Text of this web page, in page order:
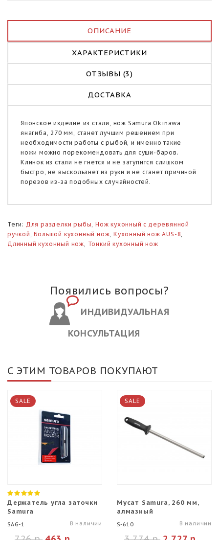
ОПИСАНИЕ
ХАРАКТЕРИСТИКИ
ОТЗЫВЫ (3)
ДОСТАВКА
Японское изделие из стали, нож Samura Okinawa
янагиба, 270 мм, станет лучшим решением при
необходимости работы с рыбой, и именно такие
ножи можно порекомендовать для суши-баров.
Клинок из стали не гнется и не затупится слишком
быстро, не выскользнет из руки и не станет причиной
порезов из-за подобных случайностей.
Теги: Для разделки рыбы ,Нож кухонный с деревянной
ручкой ,Большой кухонный нож ,Кухонный нож AUS-8
Длинный кухонный нож
Тонкий кухонный нож
Появились вопросы?
ИНДИВИДУАЛЬНАЯ
КОНСУЛЬТАЦИЯ
С ЭТИМ ТОВАРОВ ПОКУПАЮТ
SALE
Держатель угла заточки
Samura
SAG-1 В наличии
SALE
Мусат Samura, 260 мм,
алмазный
S-610 В наличии